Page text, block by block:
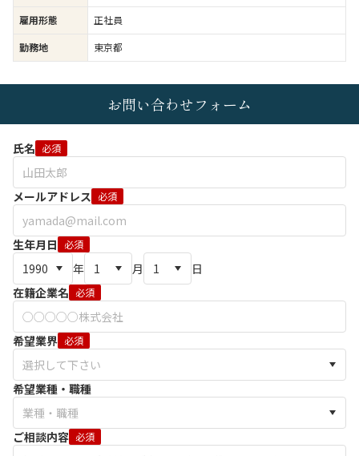
雇用形態
正社員
勤務地
東京都
お問い合わせフォーム
氏名 必須
メールアドレス 必須
生年月日 必須
年 月
日
在籍企業名 必須
希望業界 必須
希望業種・職種
ご相談内容 必須